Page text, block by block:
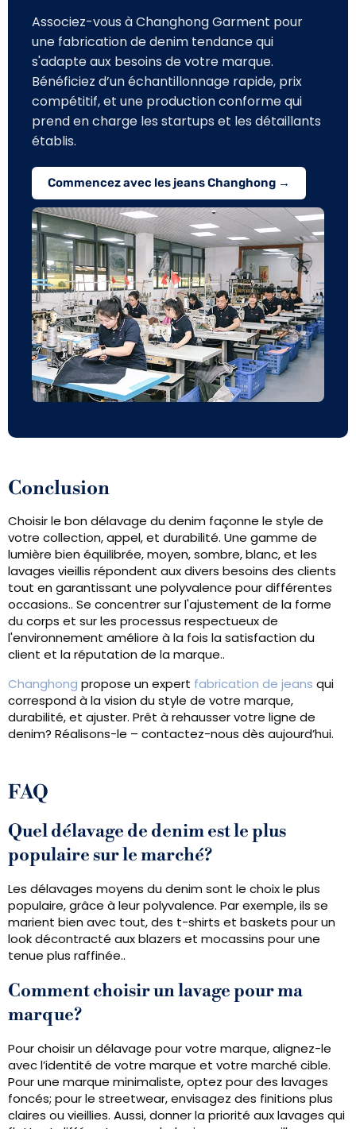
Associez-vous à Changhong Garment pour
une fabrication de denim tendance qui
s'adapte aux besoins de votre marque.
Bénéficiez d’un échantillonnage rapide, prix
compétitif, et une production conforme qui
prend en charge les startups et les détaillants
établis.
Commencez avec les jeans Changhong →
Conclusion
Choisir le bon délavage du denim façonne le style de
votre collection, appel, et durabilité. Une gamme de
lumière bien équilibrée, moyen, sombre, blanc, et les
lavages vieillis répondent aux divers besoins des clients
tout en garantissant une polyvalence pour différentes
occasions.. Se concentrer sur l'ajustement de la forme
du corps et sur les processus respectueux de
l'environnement améliore à la fois la satisfaction du
client et la réputation de la marque..
Changhong propose un expert fabrication de jeans qui
correspond à la vision du style de votre marque,
durabilité, et ajuster. Prêt à rehausser votre ligne de
denim? Réalisons-le – contactez-nous dès aujourd’hui.
FAQ
Quel délavage de denim est le plus
populaire sur le marché?
Les délavages moyens du denim sont le choix le plus
populaire, grâce à leur polyvalence. Par exemple, ils se
marient bien avec tout, des t-shirts et baskets pour un
look décontracté aux blazers et mocassins pour une
tenue plus raffinée..
Comment choisir un lavage pour ma
marque?
Pour choisir un délavage pour votre marque, alignez-le
avec l’identité de votre marque et votre marché cible.
Pour une marque minimaliste, optez pour des lavages
foncés; pour le streetwear, envisagez des finitions plus
claires ou vieillies. Aussi, donner la priorité aux lavages qui